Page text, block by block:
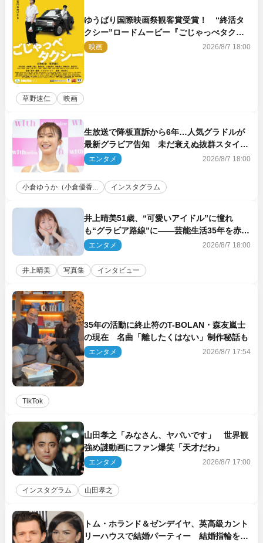
ゆうばり国際映画祭観客賞受賞！ “終活タ
クシー”ロードムービー『ごじゃっぺタクシ
ー』10月公開＆予告解禁
映画 2026/8/7 18:00
草野速仁 映画
生放送で降板直訴から6年…人気グラドルが
最新グラビア告知 未だ衰えぬ抜群スタイル
に反響
エンタメ 2026/8/7 18:00
小倉ゆうか（小倉優香... インスタグラム
井上晴美51歳、“可愛いアイドル”に憧れ
も“グラビア路線”に――芸能生活35年を赤
裸々に語る 27年ぶりに写真集発売
エンタメ 2026/8/7 18:00
井上晴美 写真集 インタビュー
35年の活動に終止符のT-BOLAN・森友嵐士
の現在 名曲「離したくはない」制作秘話も
エンタメ 2026/8/7 17:54
TikTok
山田孝之「みなさん、ヤバいです」 世界観
強め謎動画にファン爆笑「天才だわ」
エンタメ 2026/8/7 17:00
インスタグラム 山田孝之
トム・ホランド＆ゼンデイヤ、英高級カント
リーハウスで結婚パーティー 結婚指輪を身